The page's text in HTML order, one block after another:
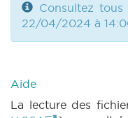
Consultez
22/04/2024 à
Aide
La lecture des